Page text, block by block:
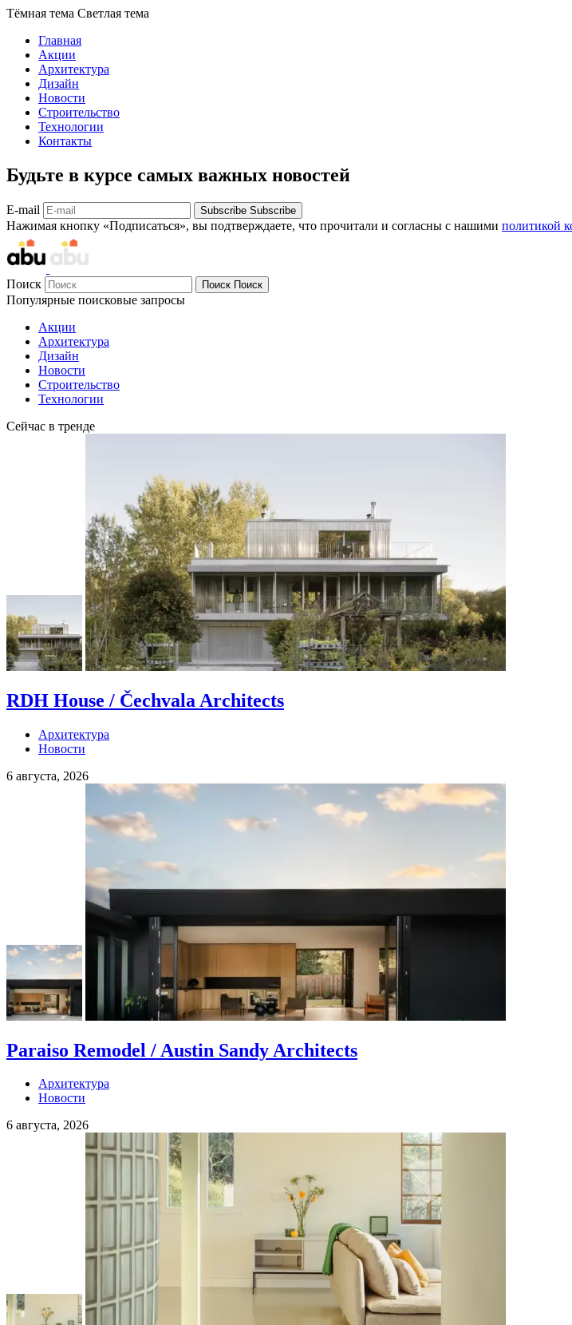
Тёмная тема Светлая тема
Главная
Акции
Архитектура
Дизайн
Новости
Строительство
Технологии
Контакты
Будьте в курсе самых важных новостей
E-mail Subscribe Subscribe
Нажимая кнопку «Подписаться», вы подтверждаете, что прочитали и согласны с нашими политикой
Поиск Поиск Поиск
Популярные поисковые запросы
Акции
Архитектура
Дизайн
Новости
Строительство
Технологии
Сейчас в тренде
RDH House / Čechvala Architects
Архитектура
Новости
6 августа, 2026
Paraiso Remodel / Austin Sandy Architects
Архитектура
Новости
6 августа, 2026